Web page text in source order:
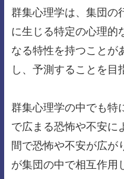
群集心理学は、集団の
に生じる特定の心理的
なる特性を持つことが
し、予測することを目
群集心理学の中でも特
で広まる恐怖や不安に
間で恐怖や不安が広が
が集団の中で相互作用